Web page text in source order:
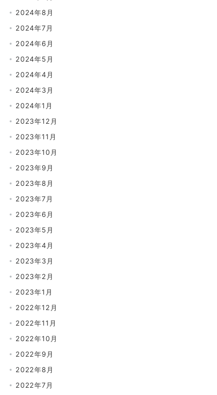
2024年8月
2024年7月
2024年6月
2024年5月
2024年4月
2024年3月
2024年1月
2023年12月
2023年11月
2023年10月
2023年9月
2023年8月
2023年7月
2023年6月
2023年5月
2023年4月
2023年3月
2023年2月
2023年1月
2022年12月
2022年11月
2022年10月
2022年9月
2022年8月
2022年7月